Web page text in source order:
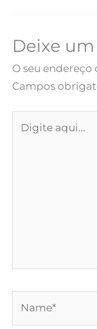
Deixe
O seu
Campos
aqui...